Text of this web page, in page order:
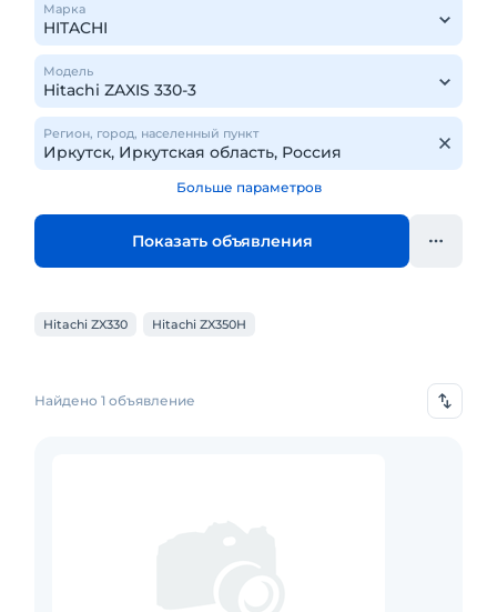
Марка
Модель
Регион, город, населенный пункт
Больше параметров
Показать объявления
Hitachi ZX330 Hitachi ZX350H
Найдено 1 объявление